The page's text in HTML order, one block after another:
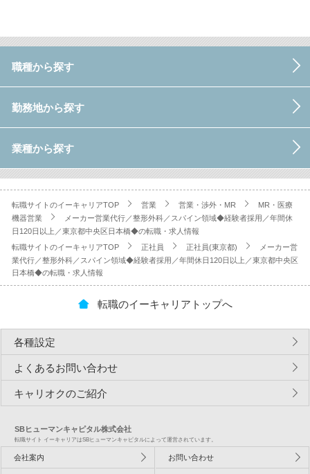
職種から探す
勤務地から探す
業種から探す
転職サイトのイーキャリアTOP 営業 営業・渉外・MR
MR・医療
機器営業
メーカー営業代行／整形外科／スパイン領域◆経験者採用／年間休
日120日以上／東京都中央区日本橋◆の転職・求人情報
転職サイトのイーキャリアTOP
正社員 正社員(東京都)
メーカー営
業代行／整形外科／スパイン領域◆経験者採用／年間休日120日以上／東京都中央区
日本橋◆の転職・求人情報
転職のイーキャリアトップへ
各種設定
よくあるお問い合わせ
キャリオクのご紹介
SBヒューマンキャピタル株式会社
転職サイト イーキャリアはSBヒューマンキャピタルによって運営されています。
会社案内 お問い合わせ